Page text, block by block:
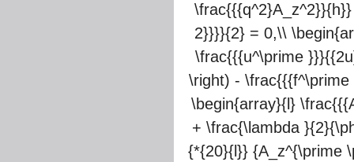
2}}}}{2} = 0,\\
\frac{{{u^\prime
\right) -
\begin{array}{l}
+ \frac{\lambda
{*{20}{l}} {A_z^{\prime